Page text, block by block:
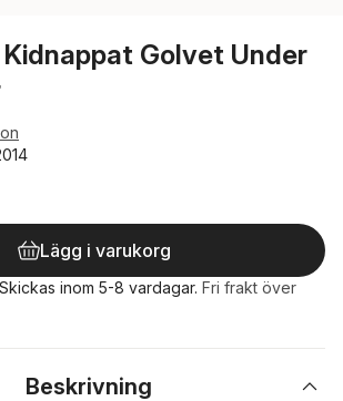
Golvet Under
Lägg i varukorg
Skickas inom 5-8 vardagar. Fri frakt över
Beskrivning